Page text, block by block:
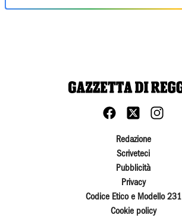
Redazione
Scriveteci
Pubblicità
Privacy
Codice Etico e Modello 231
Cookie policy